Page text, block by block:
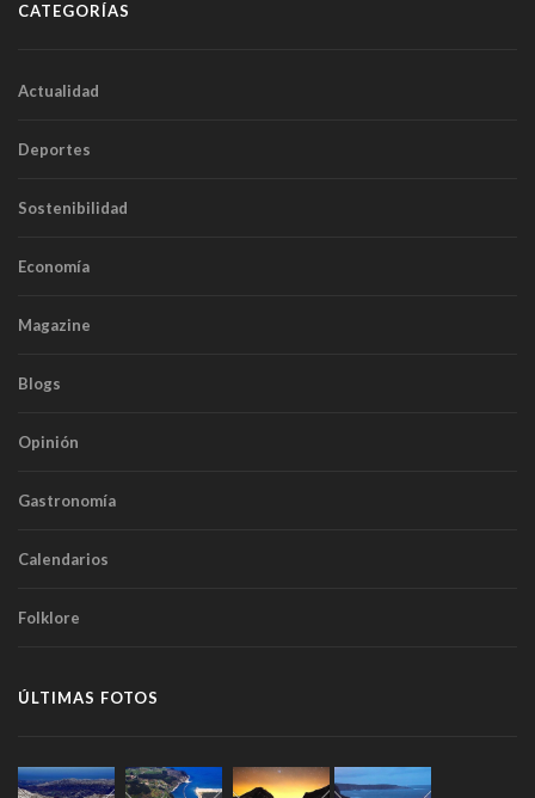
CATEGORÍAS
Actualidad
Deportes
Sostenibilidad
Economía
Magazine
Blogs
Opinión
Gastronomía
Calendarios
Folklore
ÚLTIMAS FOTOS